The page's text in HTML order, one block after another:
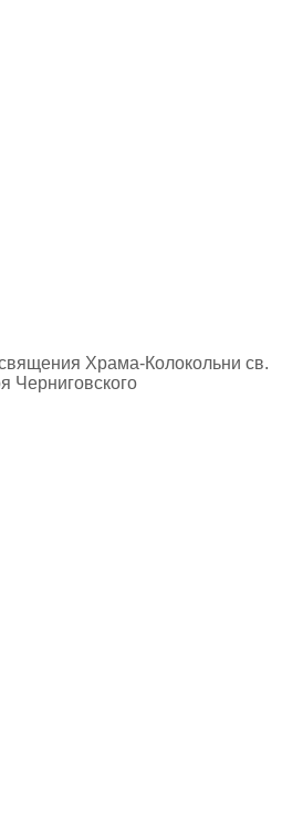
Храма-Колокольни св.
Черниговского